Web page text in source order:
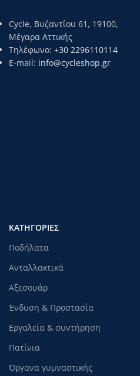
Cycle, Βυζαντίου 61, 19100,
Μέγαρα Αττικής
Τηλέφωνο: +30 2296110114
E-mail: info@cycleshop.gr
ΚΑΤΗΓΟΡΊΕΣ
Ποδήλατα
Ανταλλακτικά
Αξεσουάρ
Ένδυση & Προστασία
Εργαλεία & συντήρηση
Πατίνια
Όργανα γυμναστικής